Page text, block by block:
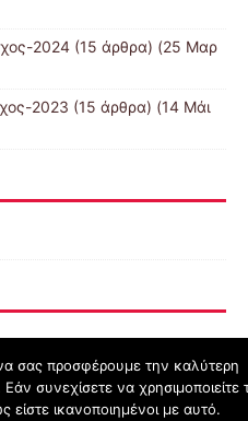
2024 (15 άρθρα) (25 Μαρ
2023 (15 άρθρα) (14 Μάι
σας προσφέρουμε την καλύτερη
συνεχίσετε να χρησιμοποιείτε
ικανοποιημένοι με αυτό.